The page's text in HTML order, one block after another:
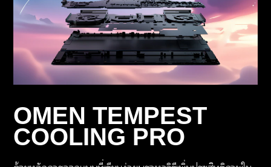
MediaTek Wi-Fi 7 MT7925 (2x2) and Bluetooth®
5.4 wireless card or MediaTek Wi-Fi 6E MT7922
(2x2) and Bluetooth® 5.3 wireless card
*ต้องใช้บริการอินเทอร์เน็ตและจุดเชื่อมต่อแบบไร้สาย ซึ่งจัด
จำหน่ายแยกต่างหาก ความพร้อมในการใช้บริการจุดเชื่อม
ต่อแบบไร้สายในพื้นที่สาธารณะนั้นมีจำกัด ฟังก์ชันการ
Windows 11 ที่ใช้งานร่วมกันได้ โปรเซสเซอร์ที่เข้ากันได้
และเราเตอร์ Wi-Fi 7 ที่ซื้อแยกต่างหากเพื่อรองรับความ
เข้ากันได้แบบย้อนหลังกับข้อมูลจำเพาะของ 802.11 ก่อน
หน้า พร้อมให้บริการในประเทศที่รองรับ Wi-Fi 7 ข้อมูล
OMEN TEMPEST
COOLING PRO